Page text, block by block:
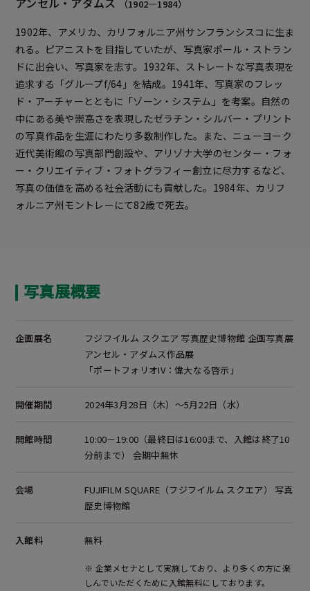
（1902—1984）
1902年、アメリカ、カリフォルニア州サンフランシスコに生ま
れる。ピアニストを目指していたが、写真家ポール・ストラン
ドに出会い、写真家を志す。1932年、ストレートな写真表現を
追求する「グループf/64」を結成。1941年、写真家のフレッ
ド・アーチャーとともに「ゾーン・システム」を考案。自然の
中にある美や崇高さを表現したゼラチン・シルバー・プリント
の写真作品を生涯にわたり多数制作した。また、ニューヨーク
近代美術館の写真部門創設や、アリゾナ大学のセンター・フォ
ー・クリエイティブ・フォトグラフィー創立に尽力するなど、
写真の価値を高める社会活動にも貢献した。1984年、カリフ
ォルニア州モントレーにて82歳で死去。
写真展概要
企画展名
フジフイルム スクエア 写真歴史博物館 企画写真展
アンセル・アダムス作品展
「ポートフォリオIV：偉大なる啓示」
開催期間 2024年3月28日（木）～5月22日（水）
開館時間
10:00－19:00（最終日は16:00まで、入館は終了10
分前まで） 会期中無休
会場
FUJIFILM SQUARE（フジフイルム スクエア） 写真
歴史博物館
入館料 無料
※ 企業メセナとして実施しており、より多くの方に楽
しんでいただくために入館無料にしております。